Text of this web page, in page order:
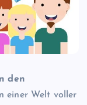
den
einer Welt voller